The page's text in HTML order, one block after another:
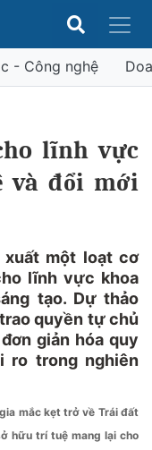
- Công nghệ
lĩnh vực
và đổi mới
xuất một loạt cơ
lĩnh vực khoa
tạo. Dự thảo
quyền tự chủ
giản hóa quy
ro trong nghiên
mắc kẹt trở về Trái đất
hữu trí tuệ mang lại cho